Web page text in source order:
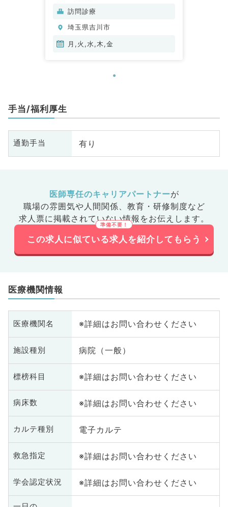
訪問診療
埼玉県吉川市
月,火,水,木,金
手当/福利厚生
通勤手当 有り
医師専任のキャリアパートナーが
職場の雰囲気や人間関係、 教育・研修制度など
求人票に掲載されていない情報をお伝えします。
この求人に似ている求人を紹介してもらう
医療機関情報
医療機関名 ※詳細はお問い合わせください
施設種別 病院（一般）
標榜科目 ※詳細はお問い合わせください
病床数 ※詳細はお問い合わせください
カルテ種別 電子カルテ
救急指定 ※詳細はお問い合わせください
学会認定状況 ※詳細はお問い合わせください